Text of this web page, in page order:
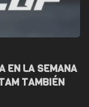
EN LA SEMANA
TAMBIÉN